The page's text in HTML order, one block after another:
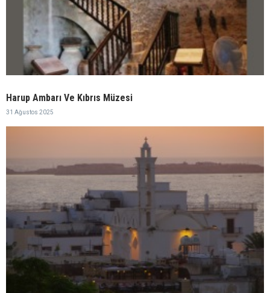
Harup Ambarı Ve Kıbrıs Müzesi
31 Ağustos 2025